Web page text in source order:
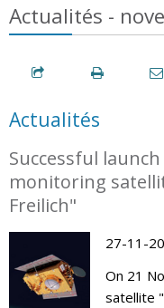
Actualités -
Actualités
Successful
monitoring
Freilich"
27-11-
On 21
satellite